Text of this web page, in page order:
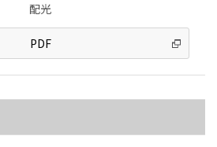
配光
PDF